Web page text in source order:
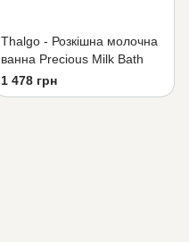
Thalgo - Розкішна молочна
ванна Precious Milk Bath
1 478 грн